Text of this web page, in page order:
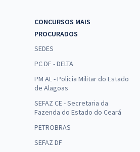
CONCURSOS MAIS
PROCURADOS
SEDES
PC DF - DELTA
PM AL - Polícia Militar do Estado
de Alagoas
SEFAZ CE - Secretaria da
Fazenda do Estado do Ceará
PETROBRAS
SEFAZ DF